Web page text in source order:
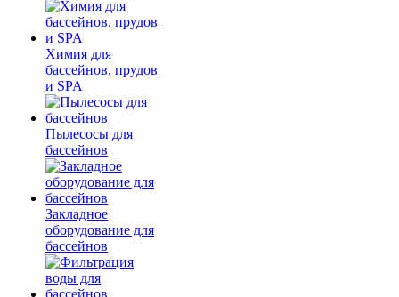
Химия для
бассейнов, прудов
и SPA
Пылесосы для
бассейнов
Закладное
оборудование для
бассейнов